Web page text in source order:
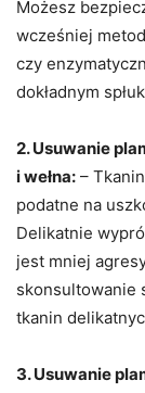
Możesz
wcześniej
czy
dokładnym
2. Usuwanie
i wełna: –
podatne na
Delikatnie
jest mniej
skonsultowanie
tkanin
3. Usuwanie